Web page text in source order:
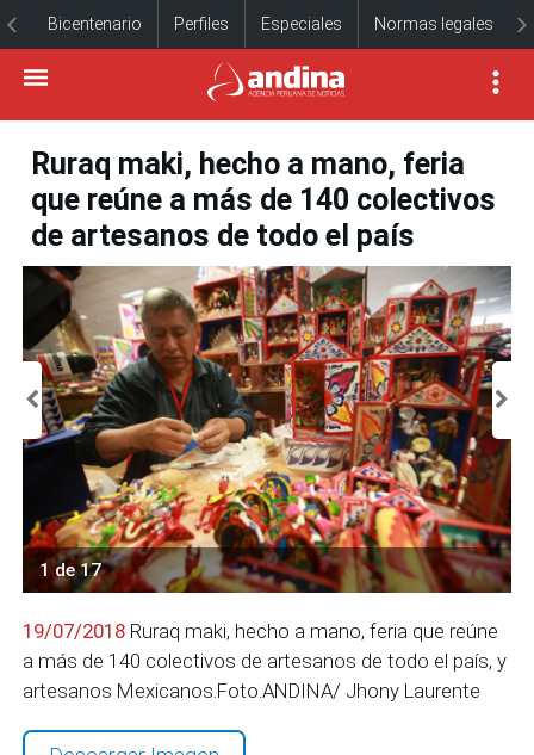
Bicentenario Perfiles Especiales Normas legales
Ruraq maki, hecho a mano, feria
que reúne a más de 140 colectivos
de artesanos de todo el país
1 de 17
19/07/2018 Ruraq maki, hecho a mano, feria que reúne
a más de 140 colectivos de artesanos de todo el país, y
artesanos Mexicanos.Foto.ANDINA/ Jhony Laurente